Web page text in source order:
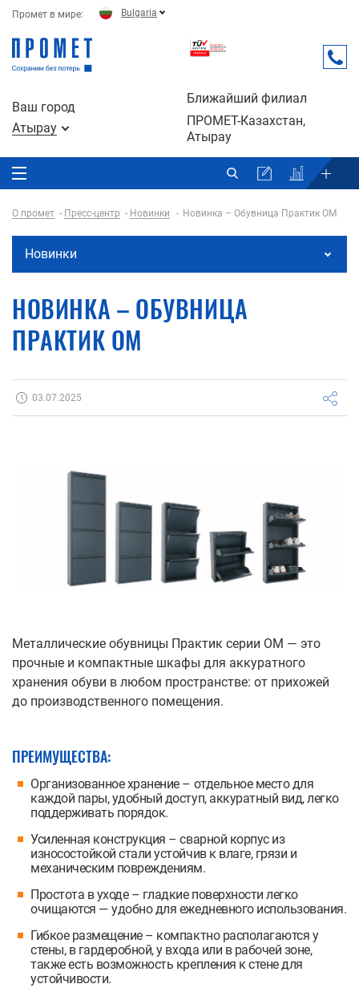
Промет в мире: Bulgaria
Ваш город
Атырау
Ближайший филиал
ПРОМЕТ-Казахстан,
Атырау
О промет Пресс-центр Новинки Новинка – Обувница Практик ОМ
Новинки
НОВИНКА – ОБУВНИЦА
ПРАКТИК ОМ
03.07.2025
Металлические обувницы Практик серии ОМ — это
прочные и компактные шкафы для аккуратного
хранения обуви в любом пространстве: от прихожей
до производственного помещения.
ПРЕИМУЩЕСТВА:
Организованное хранение – отдельное место для
каждой пары, удобный доступ, аккуратный вид, легко
поддерживать порядок.
Усиленная конструкция – сварной корпус из
износостойкой стали устойчив к влаге, грязи и
механическим повреждениям.
Простота в уходе – гладкие поверхности легко
очищаются — удобно для ежедневного использования.
Гибкое размещение – компактно располагаются у
стены, в гардеробной, у входа или в рабочей зоне,
также есть возможность крепления к стене для
устойчивости.